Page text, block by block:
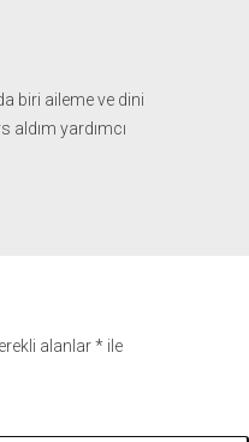
biri aileme ve dini
aldım yardımcı
alanlar* ile